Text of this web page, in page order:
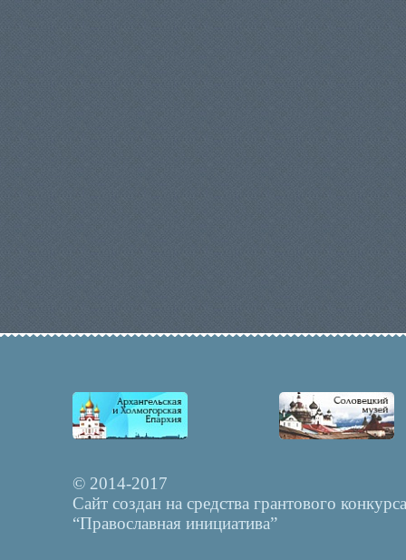
© 2014-2017
Сайт создан на средства грантового конкурса
“Православная инициатива”